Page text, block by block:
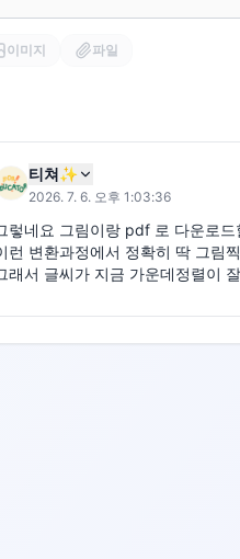
이미지 파일
티쳐✨
2026. 7. 6. 오후 1:03:36
렇네요 그림이랑 pdf 로 다운로드
런 변환과정에서 정확히 딱 그림
래서 글씨가 지금 가운데정렬이